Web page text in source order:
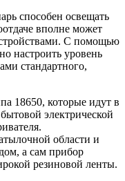
способен освещать
вполне может
С помощью
настроить уровень
стандартного,
18650, которые идут в
электрической
области и
а сам прибор
резиновой ленты.